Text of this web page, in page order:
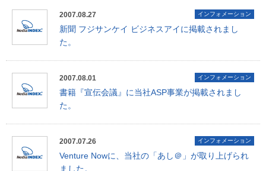
2007.08.27 インフォメーション
新聞 フジサンケイ ビジネスアイに掲載されまし
た。
2007.08.01 インフォメーション
書籍『宣伝会議』に当社ASP事業が掲載されまし
た。
2007.07.26 インフォメーション
Venture Nowに、当社の「あし＠」が取り上げられ
ました。